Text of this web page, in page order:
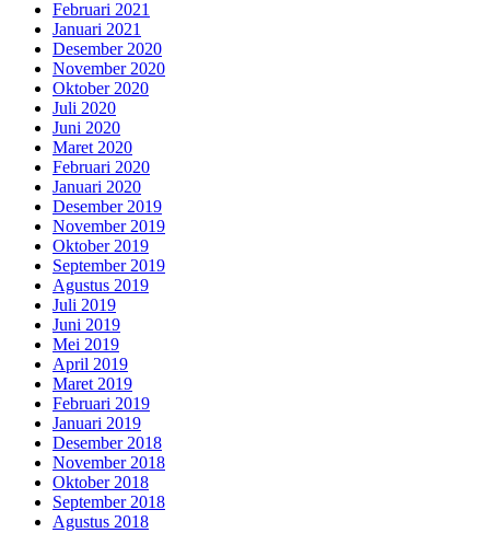
Februari 2021
Januari 2021
Desember 2020
November 2020
Oktober 2020
Juli 2020
Juni 2020
Maret 2020
Februari 2020
Januari 2020
Desember 2019
November 2019
Oktober 2019
September 2019
Agustus 2019
Juli 2019
Juni 2019
Mei 2019
April 2019
Maret 2019
Februari 2019
Januari 2019
Desember 2018
November 2018
Oktober 2018
September 2018
Agustus 2018